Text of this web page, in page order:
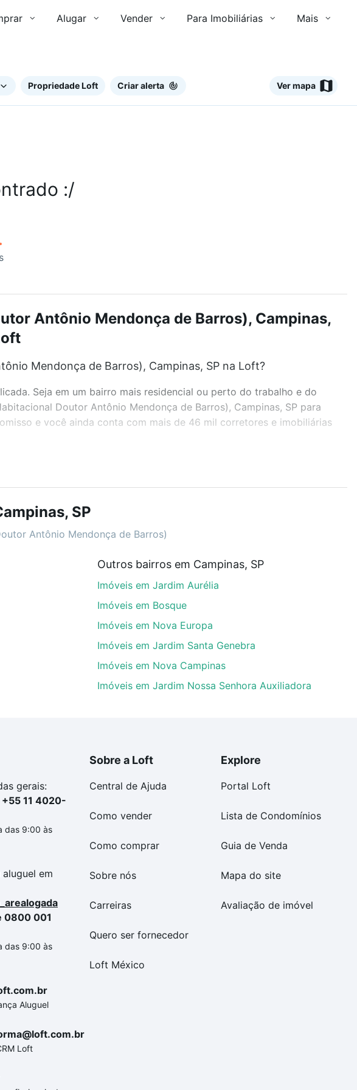
Alugar Vender Para Imobiliárias Mais
Mendonça de Barros)
Propriedade Loft Criar alerta Ver mapa
:/
Antônio Mendonça de Barros), Campinas,
Mendonça de Barros), Campinas, SP na Loft?
Seja em um bairro mais residencial ou perto do trabalho e do
Doutor Antônio Mendonça de Barros), Campinas, SP para
e você ainda conta com mais de 46 mil corretores e imobiliárias
pode usar os filtros como quantidade de quartos, suítes, com
piscina, academia, salão de festas ou área verde e encontrar
SP ideal para você na Loft.
Doutor Antônio Mendonça de Barros), Campinas, SP que
ao seu orçamento. Se ainda tem alguma dúvida dos custos
e conte com a gente para comprar o imóvel dos seus sonhos com
SP
Antônio Mendonça de Barros)
Outros bairros em Campinas, SP
Imóveis em Jardim Aurélia
Imóveis em Bosque
Imóveis em Nova Europa
Imóveis em Jardim Santa Genebra
Imóveis em Nova Campinas
Imóveis em Jardim Nossa Senhora Auxiliadora
gerais:
11 4020-
das 9:00 às
em
0800 001
das 9:00 às
Aluguel
Loft
Sobre a Loft
Central de Ajuda
Como vender
Como comprar
Sobre nós
Carreiras
Quero ser fornecedor
Loft México
Explore
Portal Loft
Lista de Condomínios
Guia de Venda
Mapa do site
Avaliação de imóvel